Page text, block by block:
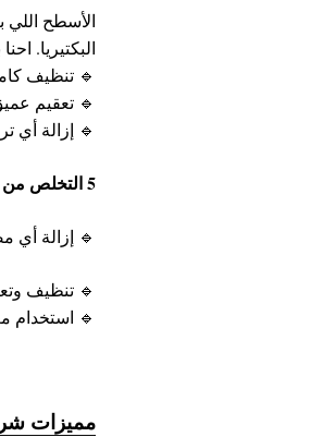
البكتيريا.
🔹 تنظيف
🔹 تعقيم
🔹 إزالة أي
5️ التخلص من الحشرات والروائح الكريهة – مطبخ صحي وآمن
🔹 إزالة أي
🔹 تنظيف
🔹 استخدام
مميزات